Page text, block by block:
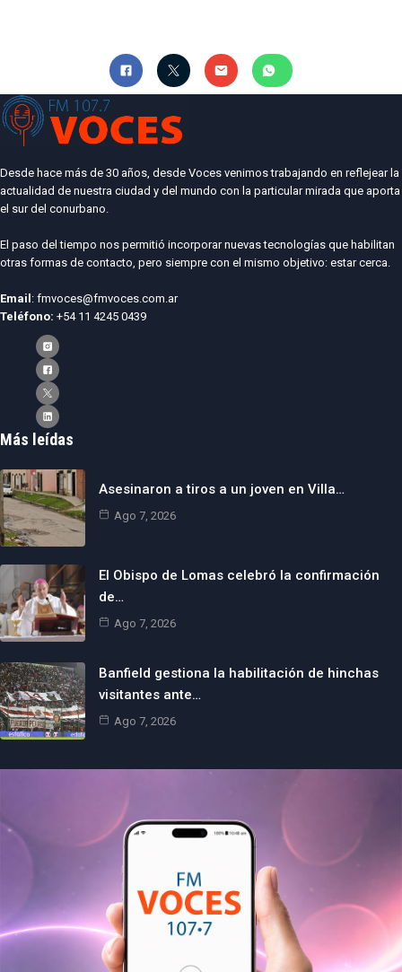
Desde hace más de 30 años, desde Voces venimos trabajando en reflejear la
actualidad de nuestra ciudad y del mundo con la particular mirada que aporta
el sur del conurbano.
El paso del tiempo nos permitió incorporar nuevas tecnologías que habilitan
otras formas de contacto, pero siempre con el mismo objetivo: estar cerca.
Email: fmvoces@fmvoces.com.ar
Teléfono: +54 11 4245 0439
Más leídas
Asesinaron a tiros a un joven en Villa…
Ago 7, 2026
El Obispo de Lomas celebró la confirmación
de…
Ago 7, 2026
Banfield gestiona la habilitación de hinchas
visitantes ante…
Ago 7, 2026